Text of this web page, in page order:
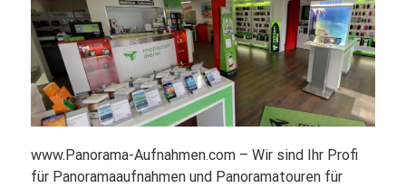
www.Panorama-Aufnahmen.com – Wir sind Ihr Profi
für Panoramaaufnahmen und Panoramatouren für